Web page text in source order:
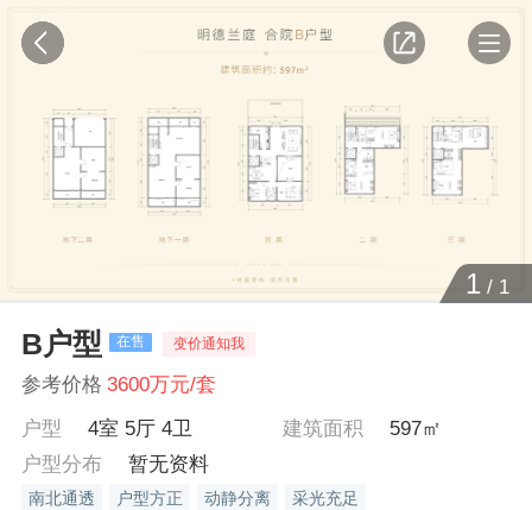
1 / 1
B户型 在售 变价通知我
参考价格 3600万元/套
户型
4室 5厅 4卫 建筑面积
597㎡
户型分布
暂无资料
南北通透 户型方正 动静分离 采光充足